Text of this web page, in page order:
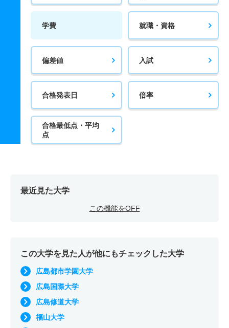
学費 就職・資格
偏差値 入試
合格発表日 倍率
合格最低点・平均
点
最近見た大学
この機能をOFF
この大学を見た人が他にもチェックした大学
広島都市学園大学
広島国際大学
広島修道大学
福山大学